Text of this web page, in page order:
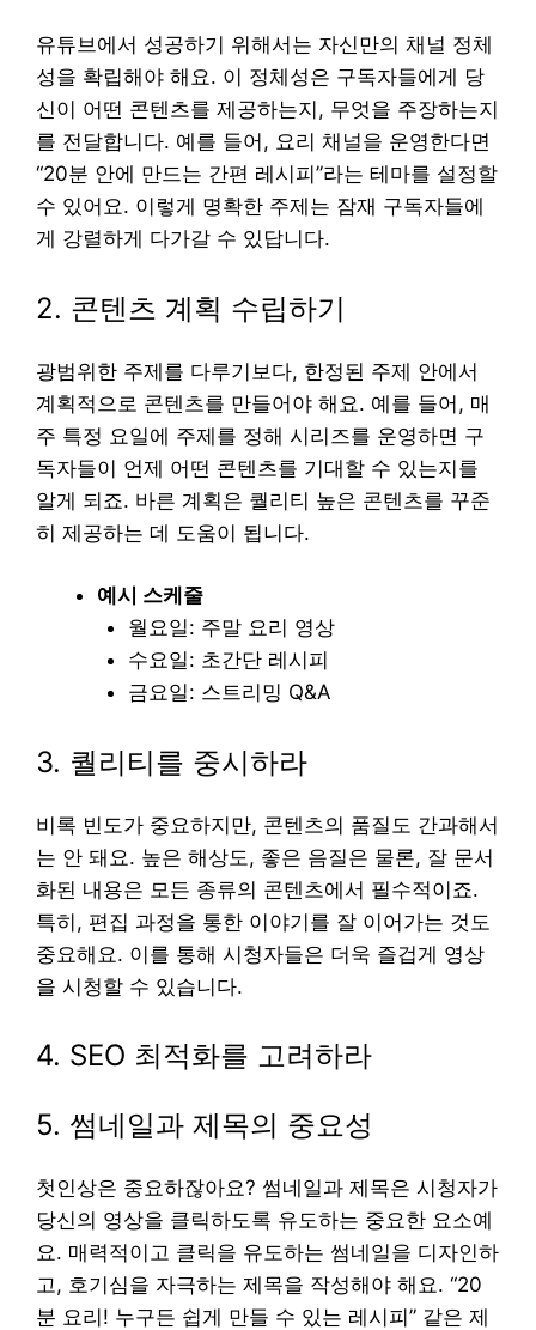
유튜브에서 성공하기 위해서는 자신만의 채널 정체
성을 확립해야 해요. 이 정체성은 구독자들에게 당
신이 어떤 콘텐츠를 제공하는지, 무엇을 주장하는지
를 전달합니다. 예를 들어, 요리 채널을 운영한다면
“20분 안에 만드는 간편 레시피”라는 테마를 설정할
수 있어요. 이렇게 명확한 주제는 잠재 구독자들에
게 강렬하게 다가갈 수 있답니다.
2. 콘텐츠 계획 수립하기
광범위한 주제를 다루기보다, 한정된 주제 안에서
계획적으로 콘텐츠를 만들어야 해요. 예를 들어, 매
주 특정 요일에 주제를 정해 시리즈를 운영하면 구
독자들이 언제 어떤 콘텐츠를 기대할 수 있는지를
알게 되죠. 바른 계획은 퀄리티 높은 콘텐츠를 꾸준
히 제공하는 데 도움이 됩니다.
예시 스케줄
월요일: 주말 요리 영상
수요일: 초간단 레시피
금요일: 스트리밍 Q&A
3. 퀄리티를 중시하라
비록 빈도가 중요하지만, 콘텐츠의 품질도 간과해서
는 안 돼요. 높은 해상도, 좋은 음질은 물론, 잘 문서
화된 내용은 모든 종류의 콘텐츠에서 필수적이죠.
특히, 편집 과정을 통한 이야기를 잘 이어가는 것도
중요해요. 이를 통해 시청자들은 더욱 즐겁게 영상
을 시청할 수 있습니다.
4. SEO 최적화를 고려하라
5. 썸네일과 제목의 중요성
첫인상은 중요하잖아요? 썸네일과 제목은 시청자가
당신의 영상을 클릭하도록 유도하는 중요한 요소예
요. 매력적이고 클릭을 유도하는 썸네일을 디자인하
고, 호기심을 자극하는 제목을 작성해야 해요. “20
분 요리! 누구든 쉽게 만들 수 있는 레시피” 같은 제